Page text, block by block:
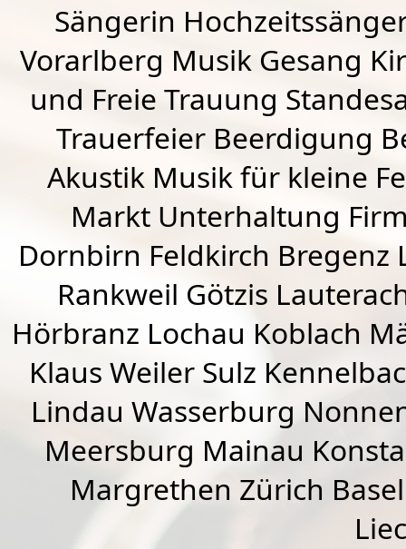
Sängerin
Vorarlberg Musik Gesang
und Freie Trauung
Trauerfeier Beerdigung
Akustik Musik für kleine
Markt Unterhaltung
Dornbirn Feldkirch Bregenz
Rankweil Götzis
Hörbranz Lochau Koblach
Klaus Weiler Sulz
Lindau Wasserburg
Meersburg Mainau
Margrethen Zürich